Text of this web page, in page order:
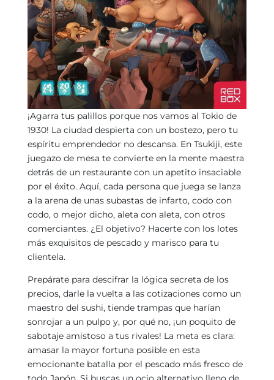
¡Agarra tus palillos porque nos vamos al Tokio de
1930! La ciudad despierta con un bostezo, pero tu
espíritu emprendedor no descansa. En Tsukiji, este
juegazo de mesa te convierte en la mente maestra
detrás de un restaurante con un apetito insaciable
por el éxito. Aquí, cada persona que juega se lanza
a la arena de unas subastas de infarto, codo con
codo, o mejor dicho, aleta con aleta, con otros
comerciantes. ¿El objetivo? Hacerte con los lotes
más exquisitos de pescado y marisco para tu
clientela.
Prepárate para descifrar la lógica secreta de los
precios, darle la vuelta a las cotizaciones como un
maestro del sushi, tiende trampas que harían
sonrojar a un pulpo y, por qué no, ¡un poquito de
sabotaje amistoso a tus rivales! La meta es clara:
amasar la mayor fortuna posible en esta
emocionante batalla por el pescado más fresco de